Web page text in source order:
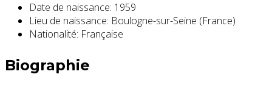
Date de naissance: 1959
Lieu de naissance: Boulogne-sur-Seine (France)
Nationalité: Française
Biographie